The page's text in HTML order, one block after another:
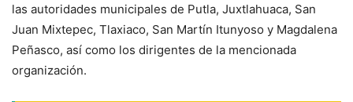
las autoridades municipales de Putla, Juxtlahuaca, San
Juan Mixtepec, Tlaxiaco, San Martín Itunyoso y Magdalena
Peñasco, así como los dirigentes de la mencionada
organización.